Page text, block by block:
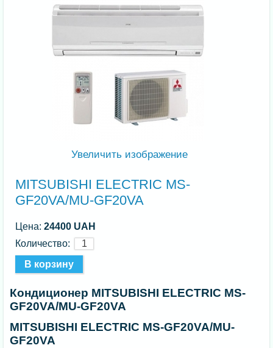
Увеличить изображение
MITSUBISHI ELECTRIC MS-
GF20VA/MU-GF20VA
Цена:24400 UAH
Количество:
Кондиционер MITSUBISHI ELECTRIC MS-
GF20VA/MU-GF20VA
MITSUBISHI ELECTRIC MS-GF20VA/MU-
GF20VA